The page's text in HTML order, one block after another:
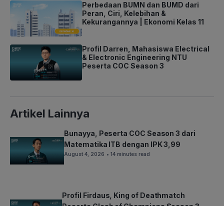
Perbedaan BUMN dan BUMD dari
Peran, Ciri, Kelebihan &
Kekurangannya | Ekonomi Kelas 11
Profil Darren, Mahasiswa Electrical
& Electronic Engineering NTU
Peserta COC Season 3
Artikel Lainnya
Bunayya, Peserta COC Season 3 dari
Matematika ITB dengan IPK 3,99
August 4, 2026 • 14 minutes read
Profil Firdaus, King of Deathmatch